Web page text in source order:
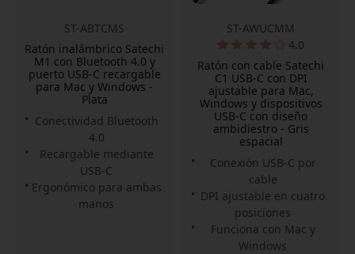
ST-ABTCMS
Ratón inalámbrico Satechi
M1 con Bluetooth 4.0 y
puerto USB-C recargable
para Mac y Windows -
Plata
Conectividad Bluetooth
4.0
Recargable mediante
USB-C
Ergonómico para ambas
manos
ST-AWUCMM
4.0
Ratón con cable Satechi
C1 USB-C con DPI
ajustable para Mac,
Windows y dispositivos
USB-C con diseño
ambidiestro - Gris
espacial
Conexión USB-C por
cable
DPI ajustable en cuatro
posiciones
Funciona con Mac y
Windows